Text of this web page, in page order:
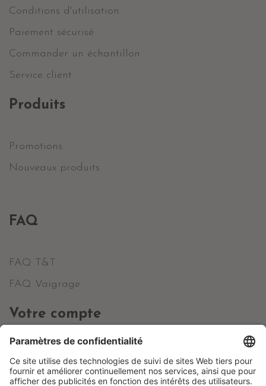
Conditions d'utilisation
Paiement sécurisé
Commander un échantillon
Service client
Produits
Promotions
Nouveaux produits
FAQ
FAQ T&T
FAQ Vaigrage
Votre compte
Informations personnelles
Commandes